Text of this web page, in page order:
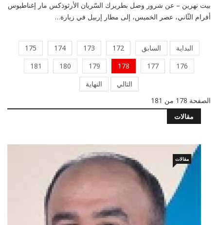
بيت نهرين – عن شرور وصل بطريرك السّريان الأرثوذكس مار إغناطيوس
أفرام الثّاني، عصر الخميس، إلى مطار إربيل في زيارة…
البداية السابق 172
173
174
175
176
177
178
179
180
181
التالي
النهاية
الصفحة 178 من 181
مقالات
مقالات